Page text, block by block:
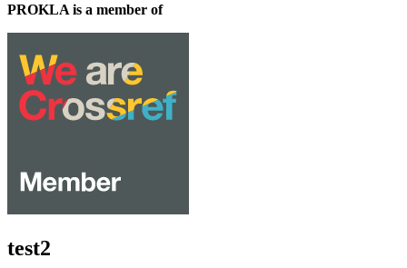
PROKLA is a member of
test2